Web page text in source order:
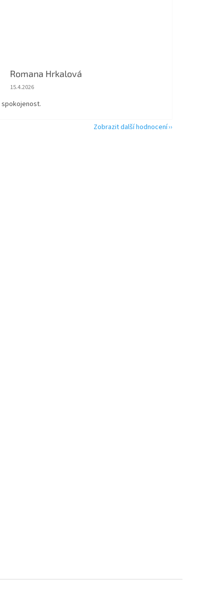
Romana Hrkalová
Hodnocení obchodu je 5 z 5 hvězdiček.
15.4.2026
spokojenost.
Zobrazit další hodnocení